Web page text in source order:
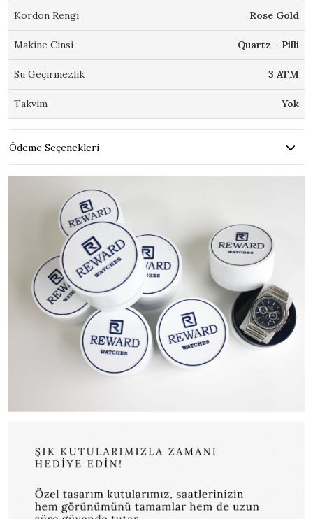
Kordon Rengi Rose Gold
Makine Cinsi Quartz - Pilli
Su Geçirmezlik 3 ATM
Takvim Yok
Ödeme Seçenekleri